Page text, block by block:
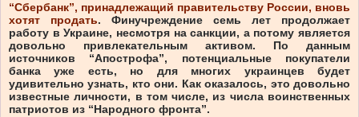
“Сбербанк”, принадлежащий правительству России, вновь
хотят продать. Финучреждение семь лет продолжает
работу в Украине, несмотря на санкции, а потому является
довольно привлекательным активом. По данным
источников “Апострофа”, потенциальные покупатели
банка уже есть, но для многих украинцев будет
удивительно узнать, кто они. Как оказалось, это довольно
известные личности, в том числе, из числа воинственных
патриотов из “Народного фронта”.